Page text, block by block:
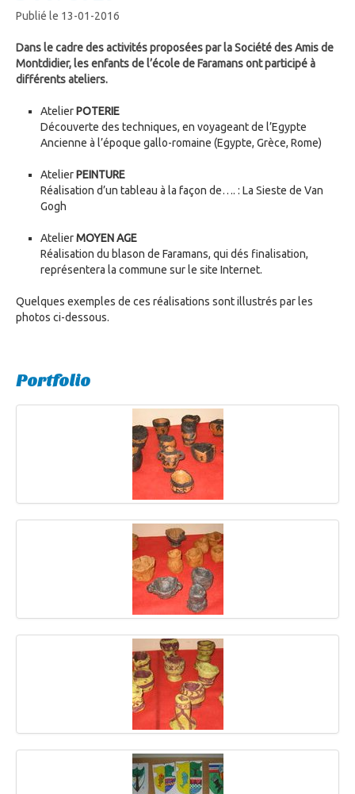
Publié le 13-01-2016
Dans le cadre des activités proposées par la Société des Amis de
Montdidier, les enfants de l’école de Faramans ont participé à
différents ateliers.
AtelierPOTERIE
Découverte des techniques, en voyageant de l’Egypte
Ancienne à l’époque gallo-romaine (Egypte, Grèce, Rome)
AtelierPEINTURE
Réalisation d’un tableau à la façon de…. : La Sieste de Van
Gogh
AtelierMOYEN AGE
Réalisation du blason de Faramans, qui dés finalisation,
représentera la commune sur le site Internet.
Quelques exemples de ces réalisations sont illustrés par les
photos ci-dessous.
Portfolio